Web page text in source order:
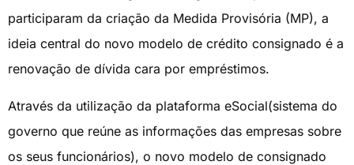
participaram da criação da Medida Provisória (MP), a
ideia central do novo modelo de crédito consignado é a
renovação de dívida cara por empréstimos.
Através da utilização da plataforma eSocial(sistema do
governo que reúne as informações das empresas sobre
os seus funcionários), o novo modelo de consignado